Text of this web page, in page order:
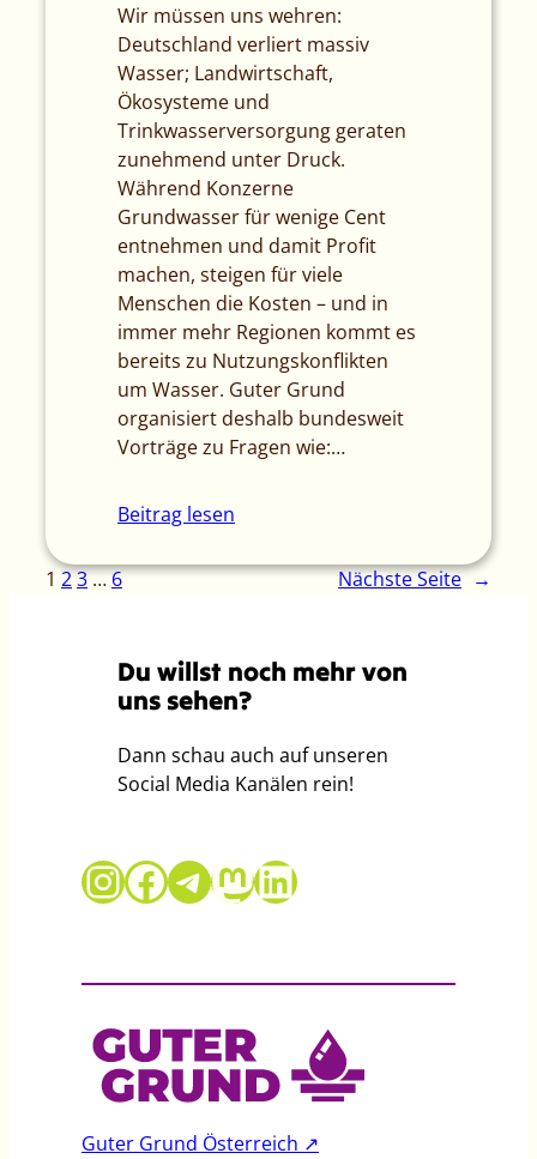
Wir müssen uns wehren:
Deutschland verliert massiv
Wasser; Landwirtschaft,
Ökosysteme und
Trinkwasserversorgung geraten
zunehmend unter Druck.
Während Konzerne
Grundwasser für wenige Cent
entnehmen und damit Profit
machen, steigen für viele
Menschen die Kosten – und in
immer mehr Regionen kommt es
bereits zu Nutzungskonflikten
um Wasser. Guter Grund
organisiert deshalb bundesweit
Vorträge zu Fragen wie:…
Beitrag lesen
1 23…6 Nächste Seite →
Du willst noch mehr von
uns sehen?
Dann schau auch auf unseren
Social Media Kanälen rein!
Guter Grund auf Instagram
Guter Grund auf Facebook
Telegram
Mastodon
LinkedIn
Guter Grund Österreich ↗